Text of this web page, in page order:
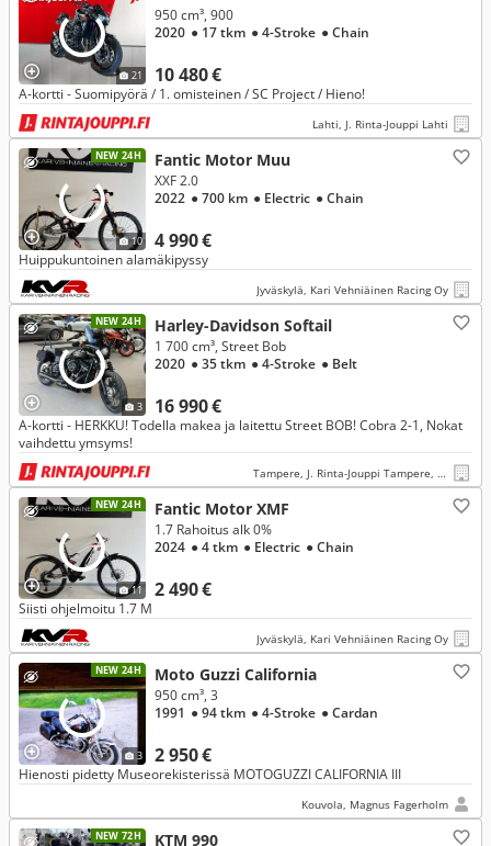
21 10 480 €
950 cm³, 900
2020 ● 17 tkm ● 4-Stroke ● Chain
A-kortti - Suomipyörä / 1. omisteinen / SC Project / Hieno!
Lahti, J. Rinta-Jouppi Lahti
NEW 24H
10
Fantic Motor Muu
4 990 €
XXF 2.0
2022 ● 700 km ● Electric ● Chain
Huippukuntoinen alamäkipyssy
Jyväskylä, Kari Vehniäinen Racing Oy
NEW 24H
3
Harley-Davidson Softail
16 990 €
1 700 cm³, Street Bob
2020 ● 35 tkm ● 4-Stroke ● Belt
A-kortti - HERKKU! Todella makea ja laitettu Street BOB! Cobra 2-1, Nokat
vaihdettu ymsyms!
Tampere, J. Rinta-Jouppi Tampere, Lielahti
NEW 24H
11
Fantic Motor XMF
2 490 €
1.7 Rahoitus alk 0%
2024 ● 4 tkm ● Electric ● Chain
Siisti ohjelmoitu 1.7 M
Jyväskylä, Kari Vehniäinen Racing Oy
NEW 24H
3
Moto Guzzi California
2 950 €
950 cm³, 3
1991 ● 94 tkm ● 4-Stroke ● Cardan
Hienosti pidetty Museorekisterissä MOTOGUZZI CALIFORNIA III
Kouvola, Magnus Fagerholm
NEW 72H KTM 990